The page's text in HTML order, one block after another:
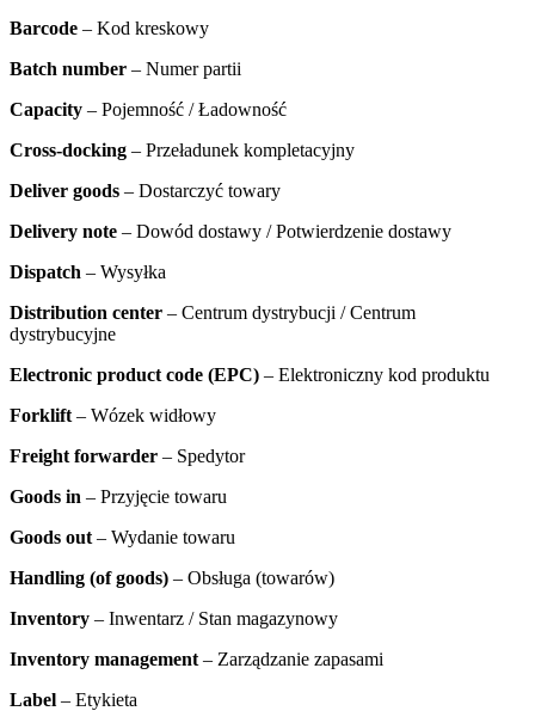
Barcode – Kod kreskowy
Batch number – Numer partii
Capacity – Pojemność / Ładowność
Cross-docking – Przeładunek kompletacyjny
Deliver goods – Dostarczyć towary
Delivery note – Dowód dostawy / Potwierdzenie dostawy
Dispatch – Wysyłka
Distribution center – Centrum dystrybucji / Centrum
dystrybucyjne
Electronic product code (EPC) – Elektroniczny kod produktu
Forklift – Wózek widłowy
Freight forwarder – Spedytor
Goods in – Przyjęcie towaru
Goods out – Wydanie towaru
Handling (of goods) – Obsługa (towarów)
Inventory – Inwentarz / Stan magazynowy
Inventory management – Zarządzanie zapasami
Label – Etykieta